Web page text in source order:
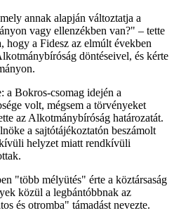
annak alapján változtatja a
vagy ellenzékben van?" – tette
hogy a Fidesz az elmúlt években
döntéseivel, és kérte
a Bokros-csomag idején a
volt, mégsem a törvényeket
az Alkotmánybíróság határozatát.
a sajtótájékoztatón beszámolt
helyzet miatt rendkívüli
"több mélyütés" érte a köztársaság
közül a legbántóbbnak az
és otromba" támadást nevezte.